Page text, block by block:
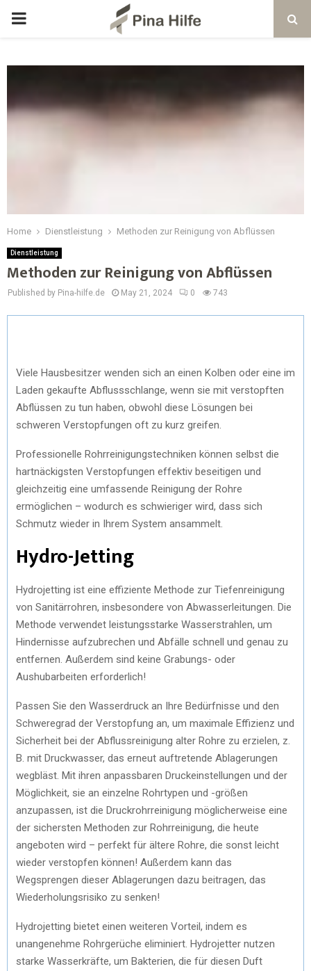
Home Dienstleistung Methoden zur Reinigung von Abflüssen
Dienstleistung
Methoden zur Reinigung von Abflüssen
Published by Pina-hilfe.de May 21, 2024 0 743
Viele Hausbesitzer wenden sich an einen Kolben oder eine im
Laden gekaufte Abflussschlange, wenn sie mit verstopften
Abflüssen zu tun haben, obwohl diese Lösungen bei
schweren Verstopfungen oft zu kurz greifen.
Professionelle Rohrreinigungstechniken können selbst die
hartnäckigsten Verstopfungen effektiv beseitigen und
gleichzeitig eine umfassende Reinigung der Rohre
ermöglichen – wodurch es schwieriger wird, dass sich
Schmutz wieder in Ihrem System ansammelt.
Hydro-Jetting
Hydrojetting ist eine effiziente Methode zur Tiefenreinigung
von Sanitärrohren, insbesondere von Abwasserleitungen. Die
Methode verwendet leistungsstarke Wasserstrahlen, um
Hindernisse aufzubrechen und Abfälle schnell und genau zu
entfernen. Außerdem sind keine Grabungs- oder
Aushubarbeiten erforderlich!
Passen Sie den Wasserdruck an Ihre Bedürfnisse und den
Schweregrad der Verstopfung an, um maximale Effizienz und
Sicherheit bei der Abflussreinigung alter Rohre zu erzielen, z.
B. mit Druckwasser, das erneut auftretende Ablagerungen
wegbläst. Mit ihren anpassbaren Druckeinstellungen und der
Möglichkeit, sie an einzelne Rohrtypen und -größen
anzupassen, ist die Druckrohrreinigung möglicherweise eine
der sichersten Methoden zur Rohrreinigung, die heute
angeboten wird – perfekt für ältere Rohre, die sonst leicht
wieder verstopfen können! Außerdem kann das
Wegsprengen dieser Ablagerungen dazu beitragen, das
Wiederholungsrisiko zu senken!
Hydrojetting bietet einen weiteren Vorteil, indem es
unangenehme Rohrgerüche eliminiert. Hydrojetter nutzen
starke Wasserkräfte, um Bakterien, die für diesen Duft